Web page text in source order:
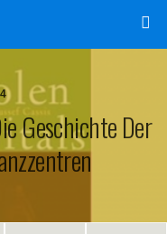
Geschichte Der